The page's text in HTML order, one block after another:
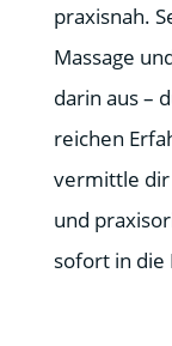
praxisnah.
Massage
darin aus –
reichen
vermittle dir
und
sofort in die